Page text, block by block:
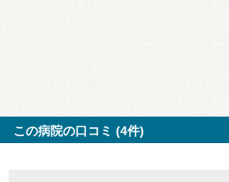
この病院の口コミ (4件)